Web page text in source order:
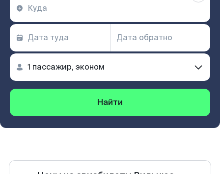
Найти